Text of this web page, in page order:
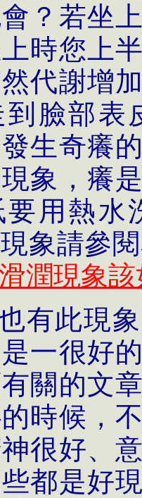
？若坐
時您上
代謝增
到臉部表
生奇癢
象，癢
用熱水
象請參
潤現象
有此現
一很好
關的文
時候，
很好、
都是好